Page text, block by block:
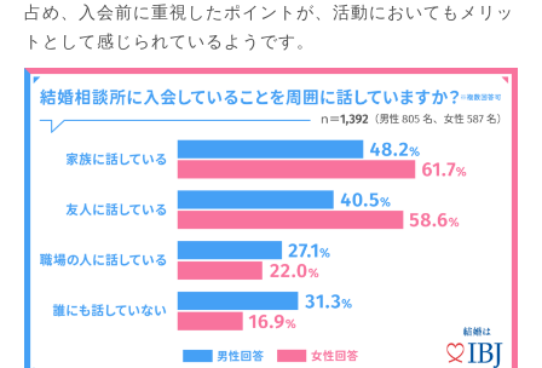
占め、入会前に重視したポイントが、活動においてもメリッ
トとして感じられているようです。